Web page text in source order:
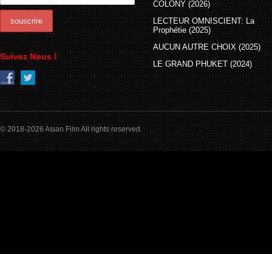
Suivez Nous !
COLONY (2026)
LECTEUR OMNISCIENT: La
Prophétie (2025)
AUCUN AUTRE CHOIX (2025)
LE GRAND PHUKET (2024)
© 2018-2026 Asian Film All rights reserved.